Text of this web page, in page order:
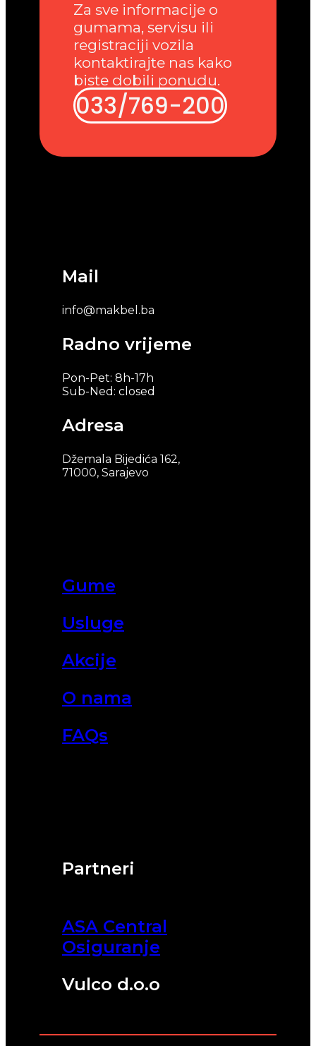
Partneri
ASA Central
Osiguranje
Vulco d.o.o
Gume
Usluge
Akcije
O nama
FAQs
Mail
info@makbel.ba
Radno vrijeme
Pon-Pet: 8h-17h
Sub-Ned: closed
Adresa
Džemala Bijedića 162,
71000, Sarajevo
Za sve informacije o
gumama, servisu ili
registraciji vozila
kontaktirajte nas kako
biste dobili ponudu.
033/769-200